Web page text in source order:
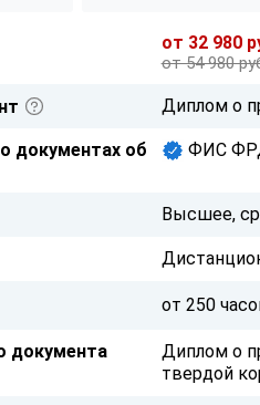
от 32 980
от 54 980
Диплом о
документах об
ФИС
Высшее,
от 250
документа
Диплом о
твердой